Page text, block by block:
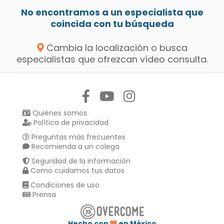
No encontramos a un especialista que
coincida con tu búsqueda
Cambia la localización o busca
especialistas que ofrezcan vídeo consulta.
Quiénes somos
Política de privacidad
Preguntas más frecuentes
Recomienda a un colega
Seguridad de la información
Como cuidamos tus datos
Condiciones de uso
Prensa